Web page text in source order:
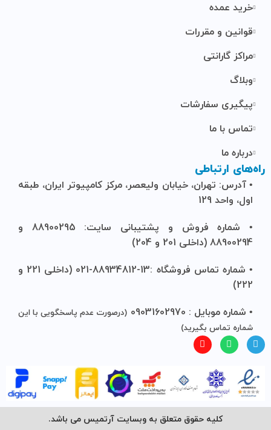
خرید عمده
قوانین و مقررات
مراکز گارانتی
وبلاگ
پیگیری سفارشات
تماس با ما
درباره ما
راه‌های ارتباطی
• آدرس: تهران، خیابان ولیعصر، مرکز کامپیوتر ایران، طبقه
اول، واحد 129
• شماره فروش و پشتیبانی سایت: 88900295 و
88900294 (داخلی 201 و 204)
• شماره تماس فروشگاه :13-88934812-021 (داخلی 221 و
222)
• شماره موبایل : 09031602970
(درصورت عدم پاسخگویی با این
شماره تماس بگیرید)
کلیه حقوق متعلق به وبسایت آرتمیس می باشد.